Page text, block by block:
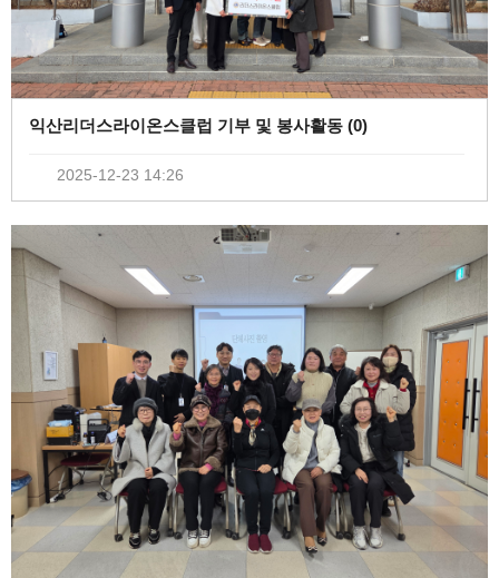
익산리더스라이온스클럽 기부 및 봉사활동 (0)
2025-12-23 14:26